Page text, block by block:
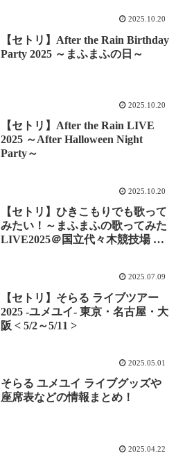
2025.10.20
【セトリ】After the Rain Birthday
Party 2025 ～まふまふの日～
2025.10.20
【セトリ】After the Rain LIVE
2025 ～After Halloween Night
Party～
2025.10.20
【セトリ】ひきこもりでも歌って
みたい！～まふまふの歌ってみた
LIVE2025＠国立代々木競技場 第
2025.07.09
【セトリ】そらる ライブツアー
2025 -ユメユイ- 東京・名古屋・大
阪 < 5/2～5/11 >
2025.05.01
そらる ユメユイ ライブグッズや
座席表などの情報まとめ！
2025.04.22